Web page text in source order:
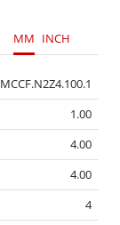
MM INCH
1.00
4.00
4.00
4